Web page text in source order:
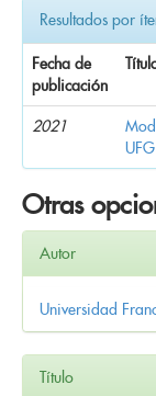
Resultados por
Fecha de
publicación
2021
UFG
Otras
Autor
Universidad
Título